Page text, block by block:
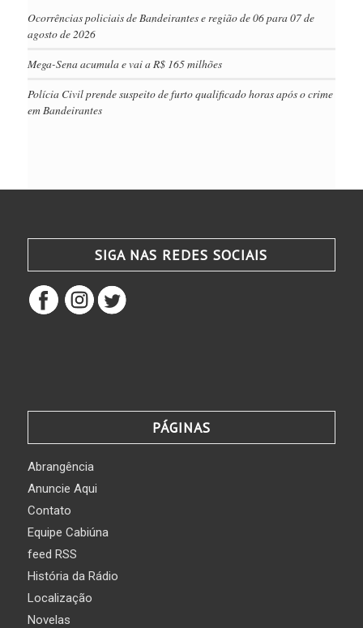
Ocorrências policiais de Bandeirantes e região de 06 para 07 de
agosto de 2026
Mega-Sena acumula e vai a R$ 165 milhões
Polícia Civil prende suspeito de furto qualificado horas após o crime
em Bandeirantes
SIGA NAS REDES SOCIAIS
PÁGINAS
Abrangência
Anuncie Aqui
Contato
Equipe Cabiúna
feed RSS
História da Rádio
Localização
Novelas